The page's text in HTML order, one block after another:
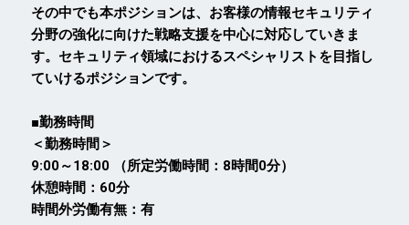
その中でも本ポジションは、お客様の情報セキュリティ
分野の強化に向けた戦略支援を中心に対応していきま
す。セキュリティ領域におけるスペシャリストを目指し
ていけるポジションです。
■勤務時間
＜勤務時間＞
9:00～18:00 （所定労働時間：8時間0分）
休憩時間：60分
時間外労働有無：有